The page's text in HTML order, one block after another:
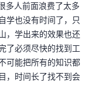
多人前面浪费了太多
学也没有时间了，只
，学出来的效果也还
了必须尽快的找到工
可能把所有的知识都
，时间长了找不到会